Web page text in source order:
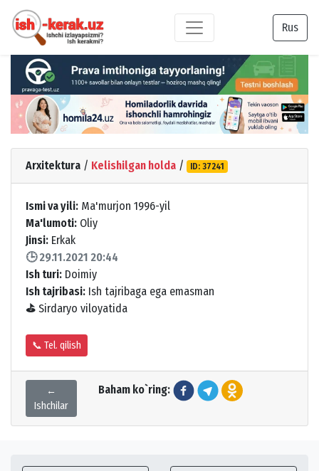
Rus
Arxitektura / Kelishilgan holda / ID: 37241
Ismi va yili: Ma'murjon 1996-yil
Ma'lumoti: Oliy
Jinsi: Erkak
🕒 29.11.2021 20:44
Ish turi: Doimiy
Ish tajribasi: Ish tajribaga ega emasman
⛳ Sirdaryo viloyatida
📞 Tel. qilish
←
Ishchilar
Baham ko`ring: